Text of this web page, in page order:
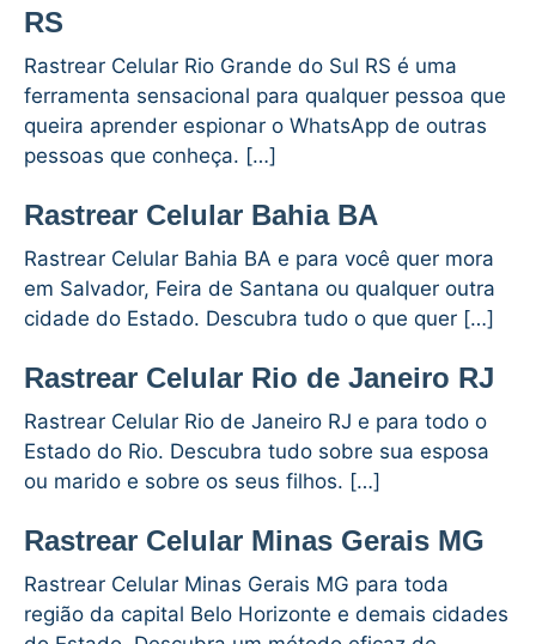
RS
Rastrear Celular Rio Grande do Sul RS é uma
ferramenta sensacional para qualquer pessoa que
queira aprender espionar o WhatsApp de outras
pessoas que conheça. […]
Rastrear Celular Bahia BA
Rastrear Celular Bahia BA e para você quer mora
em Salvador, Feira de Santana ou qualquer outra
cidade do Estado. Descubra tudo o que quer […]
Rastrear Celular Rio de Janeiro RJ
Rastrear Celular Rio de Janeiro RJ e para todo o
Estado do Rio. Descubra tudo sobre sua esposa
ou marido e sobre os seus filhos. […]
Rastrear Celular Minas Gerais MG
Rastrear Celular Minas Gerais MG para toda
região da capital Belo Horizonte e demais cidades